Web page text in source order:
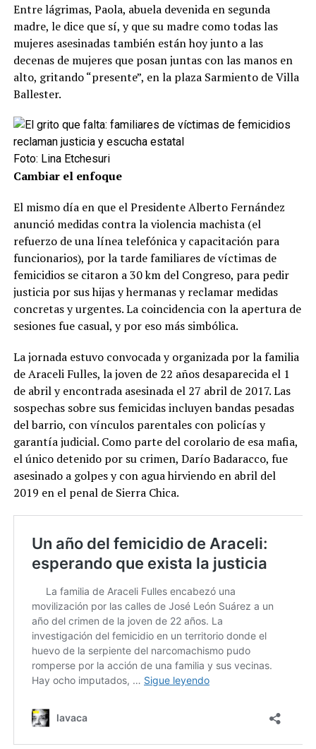
Entre lágrimas, Paola, abuela devenida en segunda
madre, le dice que sí, y que su madre como todas las
mujeres asesinadas también están hoy junto a las
decenas de mujeres que posan juntas con las manos en
alto, gritando “presente”, en la plaza Sarmiento de Villa
Ballester.
Foto: Lina Etchesuri
Cambiar el enfoque
El mismo día en que el Presidente Alberto Fernández
anunció medidas contra la violencia machista (el
refuerzo de una línea telefónica y capacitación para
funcionarios), por la tarde familiares de víctimas de
femicidios se citaron a 30 km del Congreso, para pedir
justicia por sus hijas y hermanas y reclamar medidas
concretas y urgentes. La coincidencia con la apertura de
sesiones fue casual, y por eso más simbólica.
La jornada estuvo convocada y organizada por la familia
de Araceli Fulles, la joven de 22 años desaparecida el 1
de abril y encontrada asesinada el 27 abril de 2017. Las
sospechas sobre sus femicidas incluyen bandas pesadas
del barrio, con vínculos parentales con policías y
garantía judicial. Como parte del corolario de esa mafia,
el único detenido por su crimen, Darío Badaracco, fue
asesinado a golpes y con agua hirviendo en abril del
2019 en el penal de Sierra Chica.